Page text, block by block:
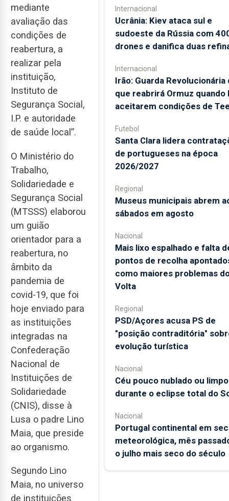
mediante
avaliação das
condições de
reabertura, a
realizar pela
instituição,
Instituto de
Segurança Social,
I.P. e autoridade
de saúde local”.
O Ministério do
Trabalho,
Solidariedade e
Segurança Social
(MTSSS) elaborou
um guião
orientador para a
reabertura, no
âmbito da
pandemia de
covid-19, que foi
hoje enviado para
as instituições
integradas na
Confederação
Nacional de
Instituições de
Solidariedade
(CNIS), disse à
Lusa o padre Lino
Maia, que preside
ao organismo.
Segundo Lino
Maia, no universo
de instituições
Internacional
Ucrânia: Kiev ataca sul e
sudoeste da Rússia com
drones e danifica duas
Internacional
Irão: Guarda Revolucionária
que reabrirá Ormuz quando
aceitarem condições de
Futebol
Santa Clara lidera
de portugueses na época
2026/2027
Regional
Museus municipais abrem
sábados em agosto
Nacional
Mais lixo espalhado e falta
pontos de recolha
como maiores problemas
Volta
Regional
PSD/Açores acusa PS de
"posição contraditória"
evolução turística
Nacional
Céu pouco nublado ou limpo
durante o eclipse total do
Nacional
Portugal continental em
meteorológica, mês
o julho mais seco do século